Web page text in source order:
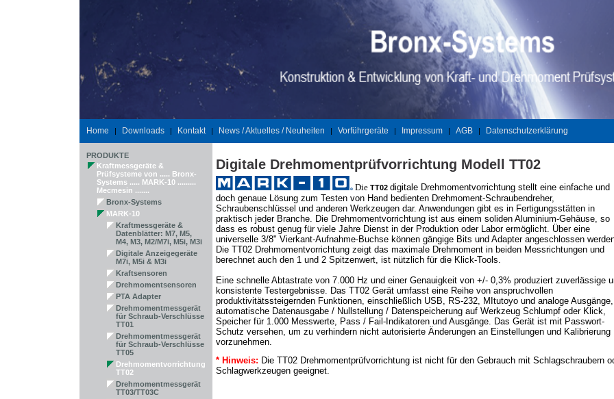
Home | Downloads | Kontakt | News / Aktuelles / Neuheiten | Vorführgeräte | Impressum | AGB | Datenschutzerklärung
PRODUKTE
Kraftmessgeräte &
Prüfsysteme von ..... Bronx-
Systems ..... MARK-10 .........
Mecmesin .......
Bronx-Systems
MARK-10
Kraftmessgeräte &
Datenblätter: M7, M5,
M4, M3, M2/M7i, M5i, M3i
Digitale Anzeigegeräte
M7i, M5i & M3i
Kraftsensoren
Drehmomentsensoren
PTA Adapter
Drehmomentmessgerät
für Schraub-Verschlüsse
TT01
Drehmomentmessgerät
für Schraub-Verschlüsse
TT05
Drehmomentvorrichtung
TT02
Drehmomentmessgerät
TT03/TT03C
Digitale Drehmomentprüfvorrichtung Modell TT02
DieTT02 digitale Drehmomentvorrichtung stellt eine einfache und
doch genaue Lösung zum Testen von Hand bedienten Drehmoment-Schraubendreher,
Schraubenschlüssel und anderen Werkzeugen dar. Anwendungen gibt es in Fertigungsstätten in
praktisch jeder Branche. Die Drehmomentvorrichtung ist aus einem soliden Aluminium-Gehäuse, so
dass es robust genug für viele Jahre Dienst in der Produktion oder Labor ermöglicht. Über eine
universelle 3/8" Vierkant-Aufnahme-Buchse können gängige Bits und Adapter angeschlossen
Die TT02 Drehmomentvorrichtung zeigt das maximale Drehmoment in beiden Messrichtungen und
berechnet auch den 1 und 2 Spitzenwert, ist nützlich für die Klick-Tools.
Eine schnelle Abtastrate von 7.000 Hz und einer Genauigkeit von +/- 0,3% produziert zuverlässige
konsistente Testergebnisse. Das TT02 Gerät umfasst eine Reihe von anspruchvollen
produktivitätssteigernden Funktionen, einschließlich USB, RS-232, MItutoyo und analoge Ausgänge,
automatische Datenausgabe / Nullstellung / Datenspeicherung auf Werkzeug Schlumpf oder Klick,
Speicher für 1.000 Messwerte, Pass / Fail-Indikatoren und Ausgänge. Das Gerät ist mit Passwort-
Schutz versehen, um zu verhindern nicht autorisierte Änderungen an Einstellungen und Kalibrierung
vorzunehmen.
* Hinweis: Die TT02 Drehmomentprüfvorrichtung ist nicht für den Gebrauch mit Schlagschraubern
Schlagwerkzeugen geeignet.